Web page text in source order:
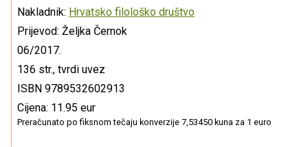
Nakladnik: Hrvatsko filološko društvo
Prijevod: Željka Černok
06/2017.
136 str., tvrdi uvez
ISBN 9789532602913
Cijena: 11.95 eur
Preračunato po fiksnom tečaju konverzije 7,53450 kuna za 1 euro